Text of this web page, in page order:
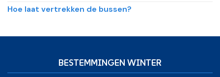
Hoe laat vertrekken de bussen?
BESTEMMINGEN WINTER